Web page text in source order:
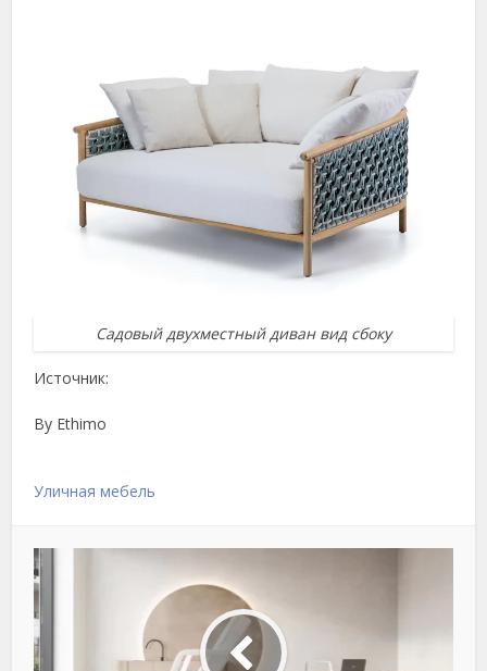
Садовый двухместный диван вид сбоку
Источник:
By Ethimo
Уличная мебель